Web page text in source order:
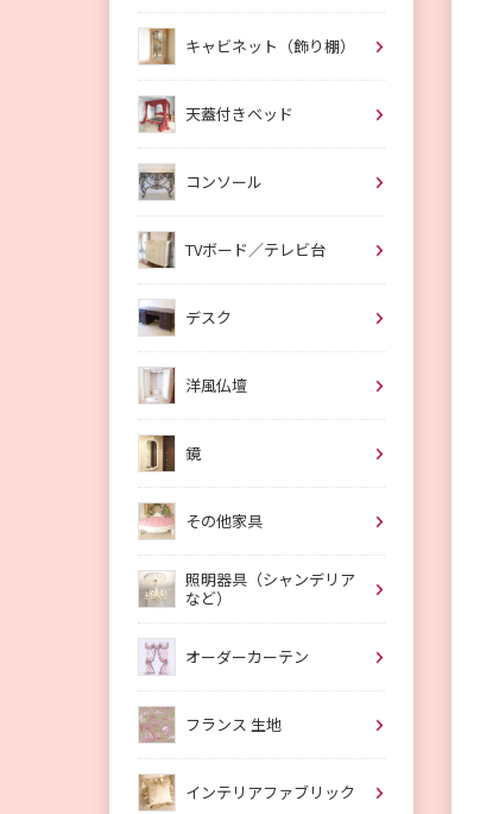
キャビネット（飾り棚）
天蓋付きベッド
コンソール
TVボード／テレビ台
デスク
洋風仏壇
鏡
その他家具
照明器具（シャンデリア
など）
オーダーカーテン
フランス 生地
インテリアファブリック